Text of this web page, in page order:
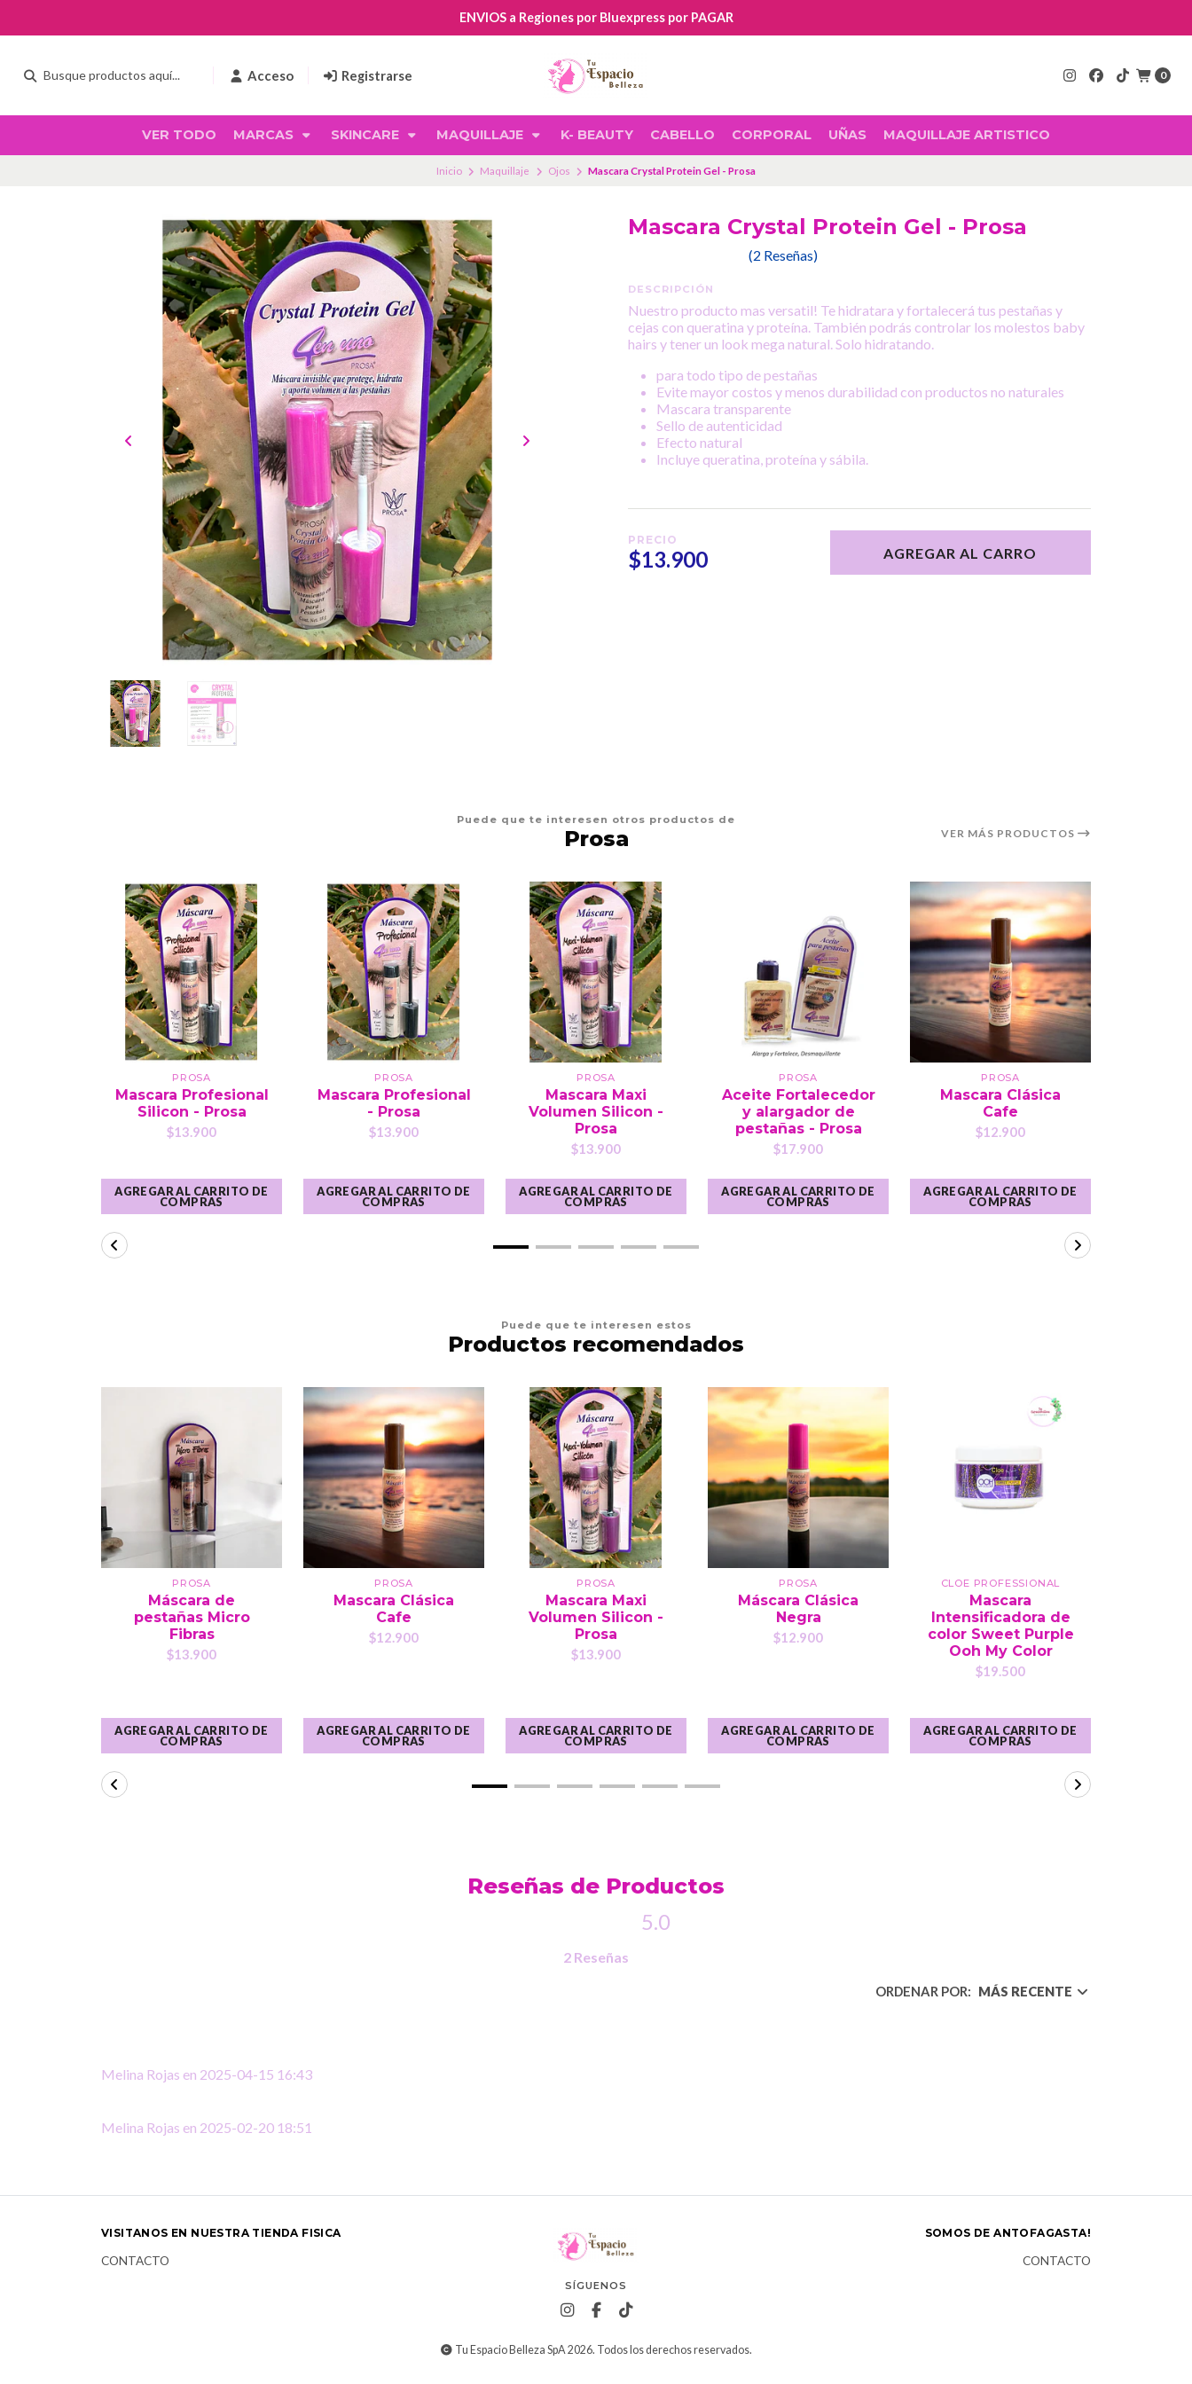
Acceso Registrarse 0
VER TODO MARCAS SKINCARE MAQUILLAJE K- BEAUTY CABELLO CORPORAL UÑAS MAQUILLAJE ARTISTICO
ENVIOS a Regiones por Bluexpress por PAGAR
Inicio Maquillaje Ojos Mascara Crystal Protein Gel - Prosa
Mascara Crystal Protein Gel - Prosa
(2 Reseñas)
DESCRIPCIÓN
Nuestro producto mas versatil! Te hidratara y fortalecerá tus pestañas y
cejas con queratina y proteína. También podrás controlar los molestos baby
hairs y tener un look mega natural. Solo hidratando.
para todo tipo de pestañas
Evite mayor costos y menos durabilidad con productos no naturales
Mascara transparente
Sello de autenticidad
Efecto natural
Incluye queratina, proteína y sábila.
PRECIO
$13.900 AGREGAR AL CARRO
Puede que te interesen otros productos de
Prosa VER MÁS PRODUCTOS
PROSA
Mascara Profesional
Silicon - Prosa
$13.900
AGREGAR AL CARRITO DE
COMPRAS
PROSA
Mascara Profesional
- Prosa
$13.900
AGREGAR AL CARRITO DE
COMPRAS
PROSA
Mascara Maxi
Volumen Silicon -
Prosa
$13.900
AGREGAR AL CARRITO DE
COMPRAS
PROSA
Aceite Fortalecedor
y alargador de
pestañas - Prosa
$17.900
AGREGAR AL CARRITO DE
COMPRAS
PROSA
Mascara Clásica
Cafe
$12.900
AGREGAR AL CARRITO DE
COMPRAS
Puede que te interesen estos
Productos recomendados
PROSA
Máscara de
pestañas Micro
Fibras
$13.900
AGREGAR AL CARRITO DE
COMPRAS
PROSA
Mascara Clásica
Cafe
$12.900
AGREGAR AL CARRITO DE
COMPRAS
PROSA
Mascara Maxi
Volumen Silicon -
Prosa
$13.900
AGREGAR AL CARRITO DE
COMPRAS
PROSA
Máscara Clásica
Negra
$12.900
AGREGAR AL CARRITO DE
COMPRAS
CLOE PROFESSIONAL
Mascara
Intensificadora de
color Sweet Purple
Ooh My Color
$19.500
AGREGAR AL CARRITO DE
COMPRAS
Reseñas de Productos
5.0
2 Reseñas
ORDENAR POR: MÁS RECENTE
Melina Rojas en 2025-04-15 16:43
Melina Rojas en 2025-02-20 18:51
SÍGUENOS
Tu Espacio Belleza SpA 2026. Todos los derechos reservados.
VISITANOS EN NUESTRA TIENDA FISICA
CONTACTO
SOMOS DE ANTOFAGASTA!
CONTACTO